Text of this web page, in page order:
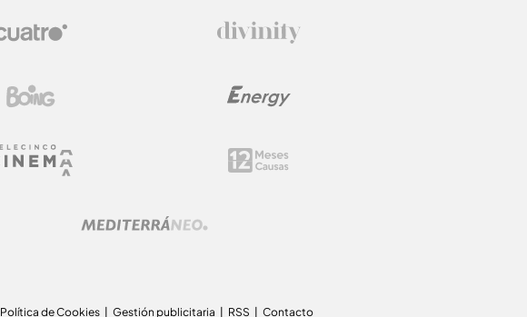
Política de Cookies Gestión publicitaria RSS Contacto